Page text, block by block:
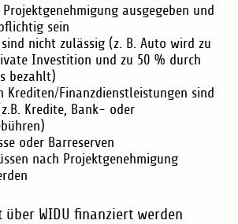
ausgegeben und
sein
nicht zulässig (z. B. Auto wird zu
Investition und zu 50 % durch
bezahlt)
Krediten/Finanzdienstleistungen sind
Kredite, Bank- oder
oder Barreserven
nach Projektgenehmigung
WIDU finanziert werden